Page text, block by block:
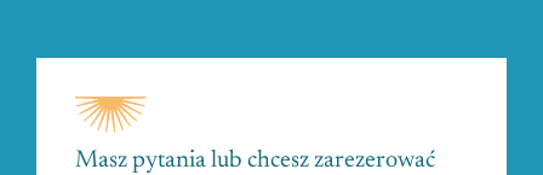
Masz pytania lub chcesz zarezerować